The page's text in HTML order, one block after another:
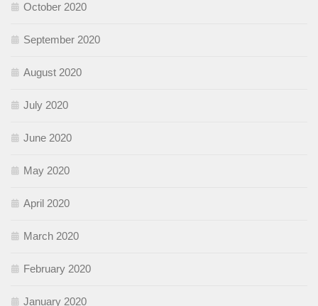
October 2020
September 2020
August 2020
July 2020
June 2020
May 2020
April 2020
March 2020
February 2020
January 2020